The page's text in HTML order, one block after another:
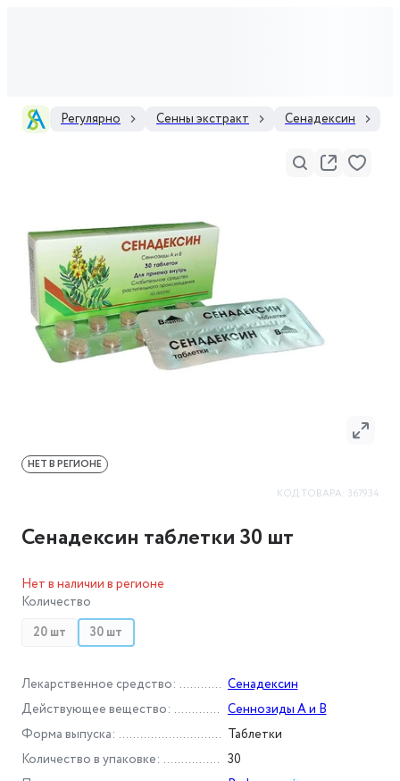
Регулярно Сенны экстракт Сенадексин
КОД ТОВАРА: 367934
Сенадексин таблетки 30 шт
НЕТ В РЕГИОНЕ
Лекарственное средство :
Сенадексин
Действующее вещество :
Сеннозиды А и B
Форма выпуска :
Таблетки
Количество в упаковке :
30
Нет в наличии в регионе
Количество
20 шт 30 шт